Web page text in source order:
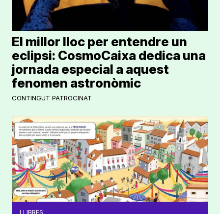
CONTINGUT PATROCINAT
El millor lloc per entendre un
eclipsi: CosmoCaixa dedica una
jornada especial a aquest
fenomen astronòmic
LLIBRES